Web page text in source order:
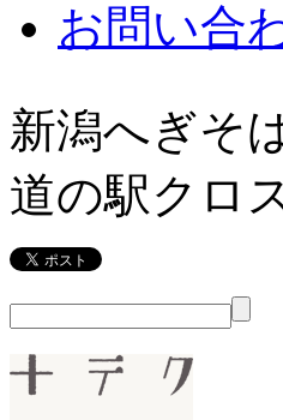
お問い合
新潟へぎそ
道の駅クロ